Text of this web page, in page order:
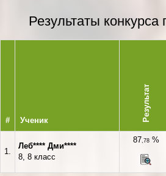
Результаты конкурса
# Ученик Результат
1.
Леб**** Дми****
8, 8 класс
87,78%